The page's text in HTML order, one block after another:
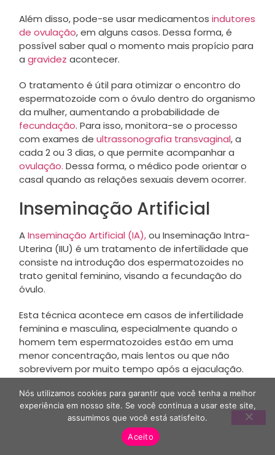
Além disso, pode-se usar medicamentos indutores
de ovulação, em alguns casos. Dessa forma, é
possível saber qual o momento mais propício para
a gravidez acontecer.
O tratamento é útil para otimizar o encontro do
espermatozoide com o óvulo dentro do organismo
da mulher, aumentando a probabilidade de
fecundação. Para isso, monitora-se o processo
com exames de ultrassonografia transvaginal, a
cada 2 ou 3 dias, o que permite acompanhar a
ovulação. Dessa forma, o médico pode orientar o
casal quando as relações sexuais devem ocorrer.
Inseminação Artificial
AInseminação Artificial (IA),ou Inseminação Intra-
Uterina (IIU) é um tratamento de infertilidade que
consiste na introdução dos espermatozoides no
trato genital feminino, visando a fecundação do
óvulo.
Esta técnica acontece em casos de infertilidade
feminina e masculina, especialmente quando o
homem tem espermatozoides estão em uma
menor concentração, mais lentos ou que não
sobrevivem por muito tempo após a ejaculação.
Tipos de inseminação artificial:
Inseminação Artificial Intracervical (IC): o
esperma é colocado útero, com uma seringa,
tendo a mesma função do pênis no
Nós utilizamos cookies para garantir que você tenha a melhor
experiência em nosso site. Se você continua a usar este site,
assumimos que você está satisfeito.
Aceito